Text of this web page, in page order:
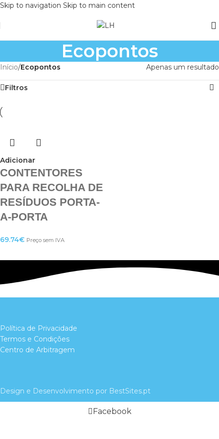
Skip to navigation Skip to main content
Ecopontos
Início/Ecopontos Apenas um resultado
Filtros
Adicionar
CONTENTORES
PARA RECOLHA DE
RESÍDUOS PORTA-
A-PORTA
69.74€ Preço sem IVA
Política de Privacidade
Termos e Condições
Centro de Arbitragem
Design e Desenvolvimento por BestSites.pt
Facebook